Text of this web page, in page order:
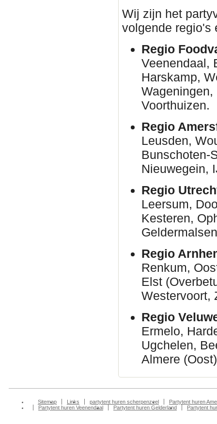
Wij zijn het
volgende regio's
Regio
Veenendaal,
Harskamp,
Voorthuizen.
Regio
Leusden,
Bunschoten-
Nieuwegein,
Regio
Leersum,
Kesteren,
Regio
Renkum,
Elst
Westervoort,
Regio
Ermelo,
Ugchelen,
Almere
Sitemap Links partytent huren scherpenzeel
Partytent huren
Partytent huren Veenendaal
Partytent huren Gelderland Partytent